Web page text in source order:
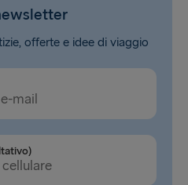
offerte e idee di viaggio